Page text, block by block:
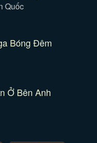
Quốc
Bóng Đêm
Ở Bên Anh